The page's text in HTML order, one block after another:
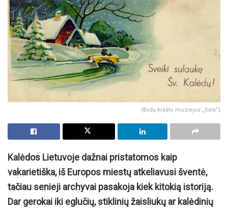
(Biržų krašto muziejus „Sėla“)
Kalėdos Lietuvoje dažnai pristatomos kaip
vakarietiška, iš Europos miestų atkeliavusi šventė,
tačiau senieji archyvai pasakoja kiek kitokią istoriją.
Dar gerokai iki eglučių, stiklinių žaisliukų ar kalėdinių